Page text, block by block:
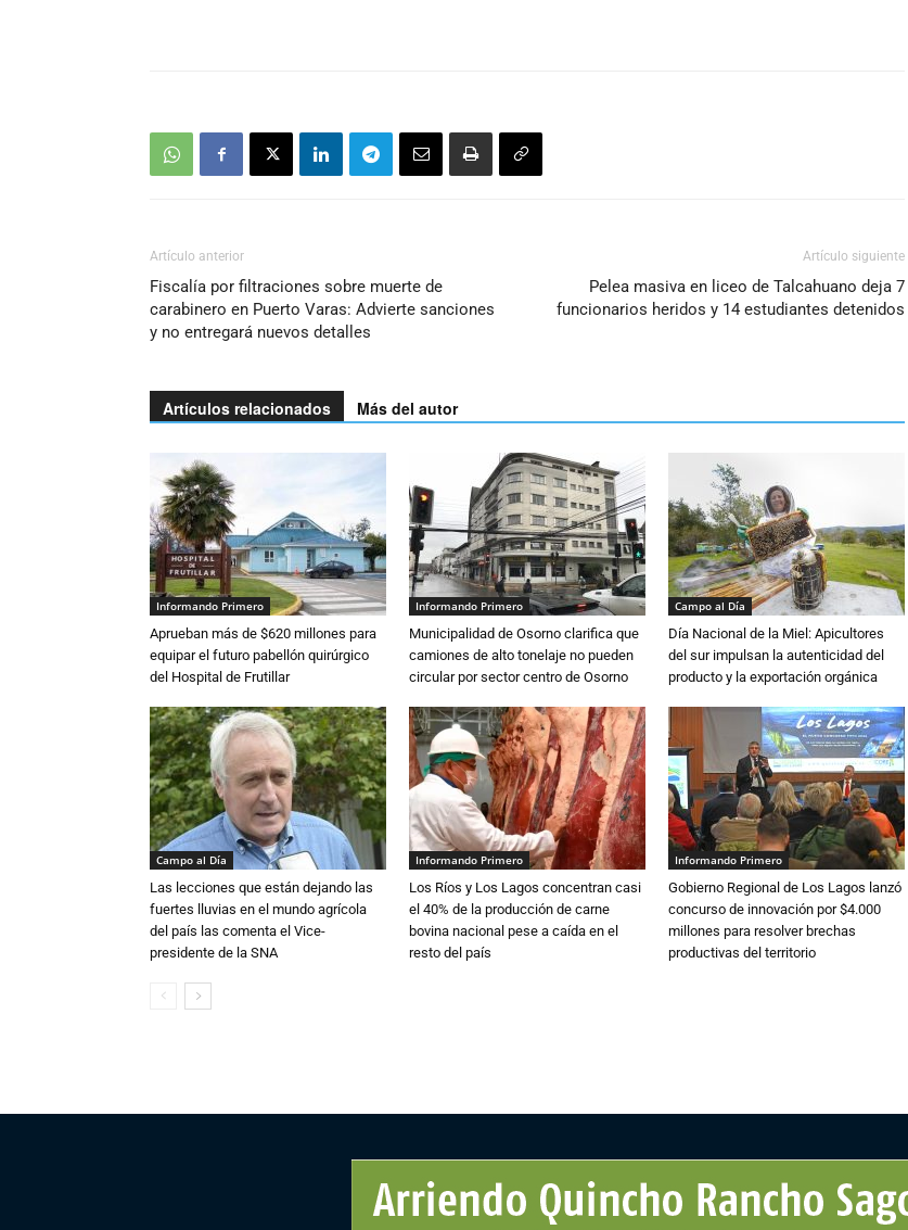
Artículo anterior
Fiscalía por filtraciones sobre muerte de
carabinero en Puerto Varas: Advierte sanciones
y no entregará nuevos detalles
Artículo siguiente
Pelea masiva en liceo de Talcahuano deja 7
funcionarios heridos y 14 estudiantes detenidos
Artículos relacionados Más del autor
Informando Primero
Aprueban más de $620 millones para
equipar el futuro pabellón quirúrgico
del Hospital de Frutillar
Informando Primero
Municipalidad de Osorno clarifica que
camiones de alto tonelaje no pueden
circular por sector centro de Osorno
Campo al Día
Día Nacional de la Miel: Apicultores
del sur impulsan la autenticidad del
producto y la exportación orgánica
Campo al Día
Las lecciones que están dejando las
fuertes lluvias en el mundo agrícola
del país las comenta el Vice-
presidente de la SNA
Informando Primero
Los Ríos y Los Lagos concentran casi
el 40% de la producción de carne
bovina nacional pese a caída en el
resto del país
Informando Primero
Gobierno Regional de Los Lagos lanzó
concurso de innovación por $4.000
millones para resolver brechas
productivas del territorio